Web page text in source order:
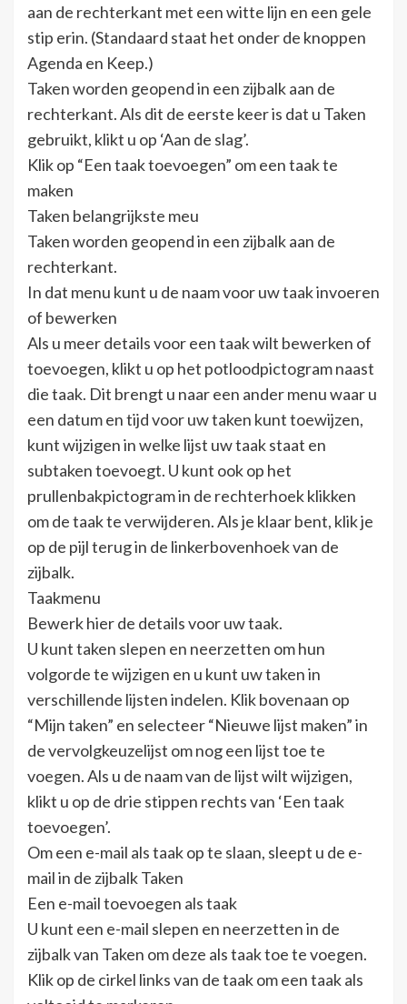
aan de rechterkant met een witte lijn en een gele
stip erin. (Standaard staat het onder de knoppen
Agenda en Keep.)
Taken worden geopend in een zijbalk aan de
rechterkant. Als dit de eerste keer is dat u Taken
gebruikt, klikt u op ‘Aan de slag’.
Klik op “Een taak toevoegen” om een ​​taak te
maken
Taken belangrijkste meu
Taken worden geopend in een zijbalk aan de
rechterkant.
In dat menu kunt u de naam voor uw taak invoeren
of bewerken
Als u meer details voor een taak wilt bewerken of
toevoegen, klikt u op het potloodpictogram naast
die taak. Dit brengt u naar een ander menu waar u
een datum en tijd voor uw taken kunt toewijzen,
kunt wijzigen in welke lijst uw taak staat en
subtaken toevoegt. U kunt ook op het
prullenbakpictogram in de rechterhoek klikken
om de taak te verwijderen. Als je klaar bent, klik je
op de pijl terug in de linkerbovenhoek van de
zijbalk.
Taakmenu
Bewerk hier de details voor uw taak.
U kunt taken slepen en neerzetten om hun
volgorde te wijzigen en u kunt uw taken in
verschillende lijsten indelen. Klik bovenaan op
“Mijn taken” en selecteer “Nieuwe lijst maken” in
de vervolgkeuzelijst om nog een lijst toe te
voegen. Als u de naam van de lijst wilt wijzigen,
klikt u op de drie stippen rechts van ‘Een taak
toevoegen’.
Om een ​​e-mail als taak op te slaan, sleept u de e-
mail in de zijbalk Taken
Een e-mail toevoegen als taak
U kunt een e-mail slepen en neerzetten in de
zijbalk van Taken om deze als taak toe te voegen.
Klik op de cirkel links van de taak om een ​​taak als